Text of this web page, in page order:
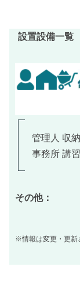
設置設備一覧
管理人 収
事務所 講
その他：
※情報は変更・更新